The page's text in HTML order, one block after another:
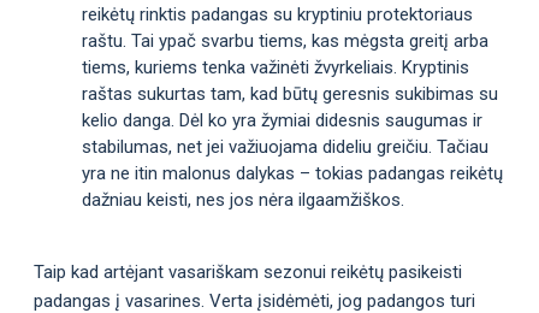
reikėtų rinktis padangas su kryptiniu protektoriaus
raštu. Tai ypač svarbu tiems, kas mėgsta greitį arba
tiems, kuriems tenka važinėti žvyrkeliais. Kryptinis
raštas sukurtas tam, kad būtų geresnis sukibimas su
kelio danga. Dėl ko yra žymiai didesnis saugumas ir
stabilumas, net jei važiuojama dideliu greičiu. Tačiau
yra ne itin malonus dalykas – tokias padangas reikėtų
dažniau keisti, nes jos nėra ilgaamžiškos.
Taip kad artėjant vasariškam sezonui reikėtų pasikeisti
padangas į vasarines. Verta įsidėmėti, jog padangos turi